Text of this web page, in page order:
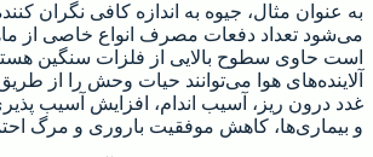
به عنوان مثال، جیوه به اندازه کافی نگران
می‌شود تعداد دفعات مصرف انواع خاصی از
است حاوی سطوح بالایی از فلزات سنگین
آلاینده‌های هوا می‌توانند حیات وحش را از
غدد درون ریز، آسیب اندام، افزایش آسیب
و بیماری‌ها، کاهش موفقیت باروری و مرگ